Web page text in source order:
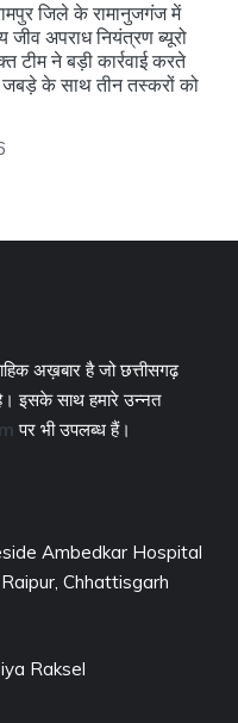
जिले के रामानुजगंज में
जीव अपराध नियंत्रण ब्यूरो
ने बड़ी कार्रवाई करते
जबड़े के साथ तीन तस्करों को
अख़बार है जो छत्तीसगढ़
इसके साथ हमारे उन्नत
पर भी उपलब्ध हैं।
Ambedkar Hospital
Chhattisgarh
Raksel